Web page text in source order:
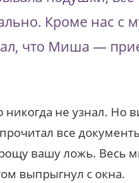
Кроме нас с
что Миша —
никогда не узнал. Но
все
вашу ложь. Весь
выпрыгнул с окна.